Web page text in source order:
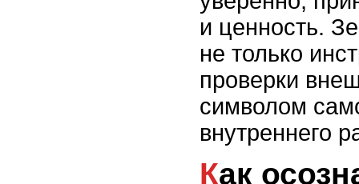
и ценность.
не только
проверки
символом
внутреннего
Как осознанно